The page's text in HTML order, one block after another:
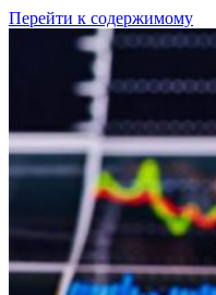
Перейти к содержимому